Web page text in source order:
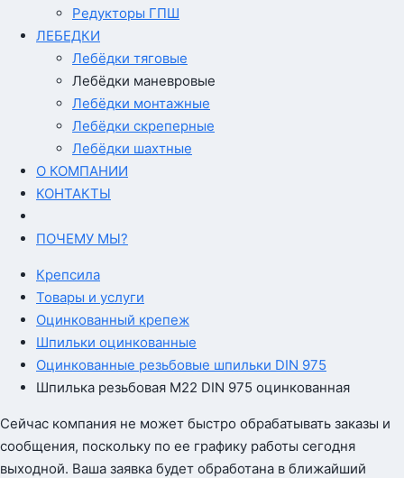
Редукторы ГПШ
ЛЕБЕДКИ
Лебёдки тяговые
Лебёдки маневровые
Лебёдки монтажные
Лебёдки скреперные
Лебёдки шахтные
О КОМПАНИИ
КОНТАКТЫ
ПОЧЕМУ МЫ?
Крепсила
Товары и услуги
Оцинкованный крепеж
Шпильки оцинкованные
Оцинкованные резьбовые шпильки DIN 975
Шпилька резьбовая М22 DIN 975 оцинкованная
Сейчас компания не может быстро обрабатывать заказы и
сообщения, поскольку по ее графику работы сегодня
выходной. Ваша заявка будет обработана в ближайший